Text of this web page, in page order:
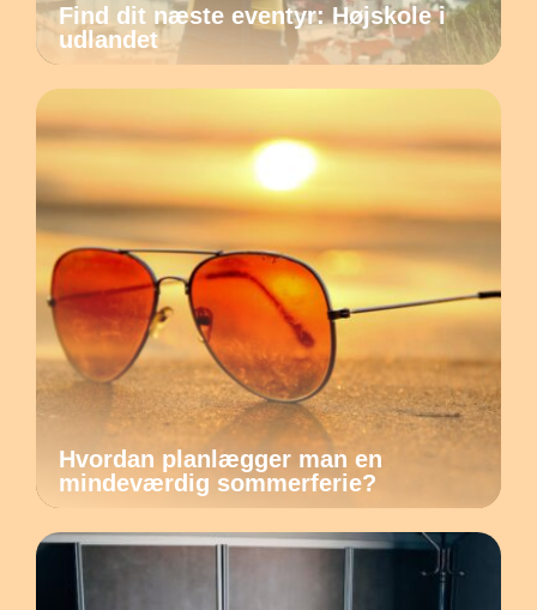
Find dit næste eventyr: Højskole i
udlandet
Hvordan planlægger man en
mindeværdig sommerferie?